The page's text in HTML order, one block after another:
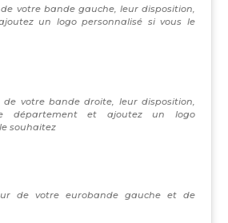
votre bande gauche, leur disposition,
un logo personnalisé si vous le
de votre bande droite, leur disposition,
département et ajoutez un logo
souhaitez
de votre eurobande gauche et de